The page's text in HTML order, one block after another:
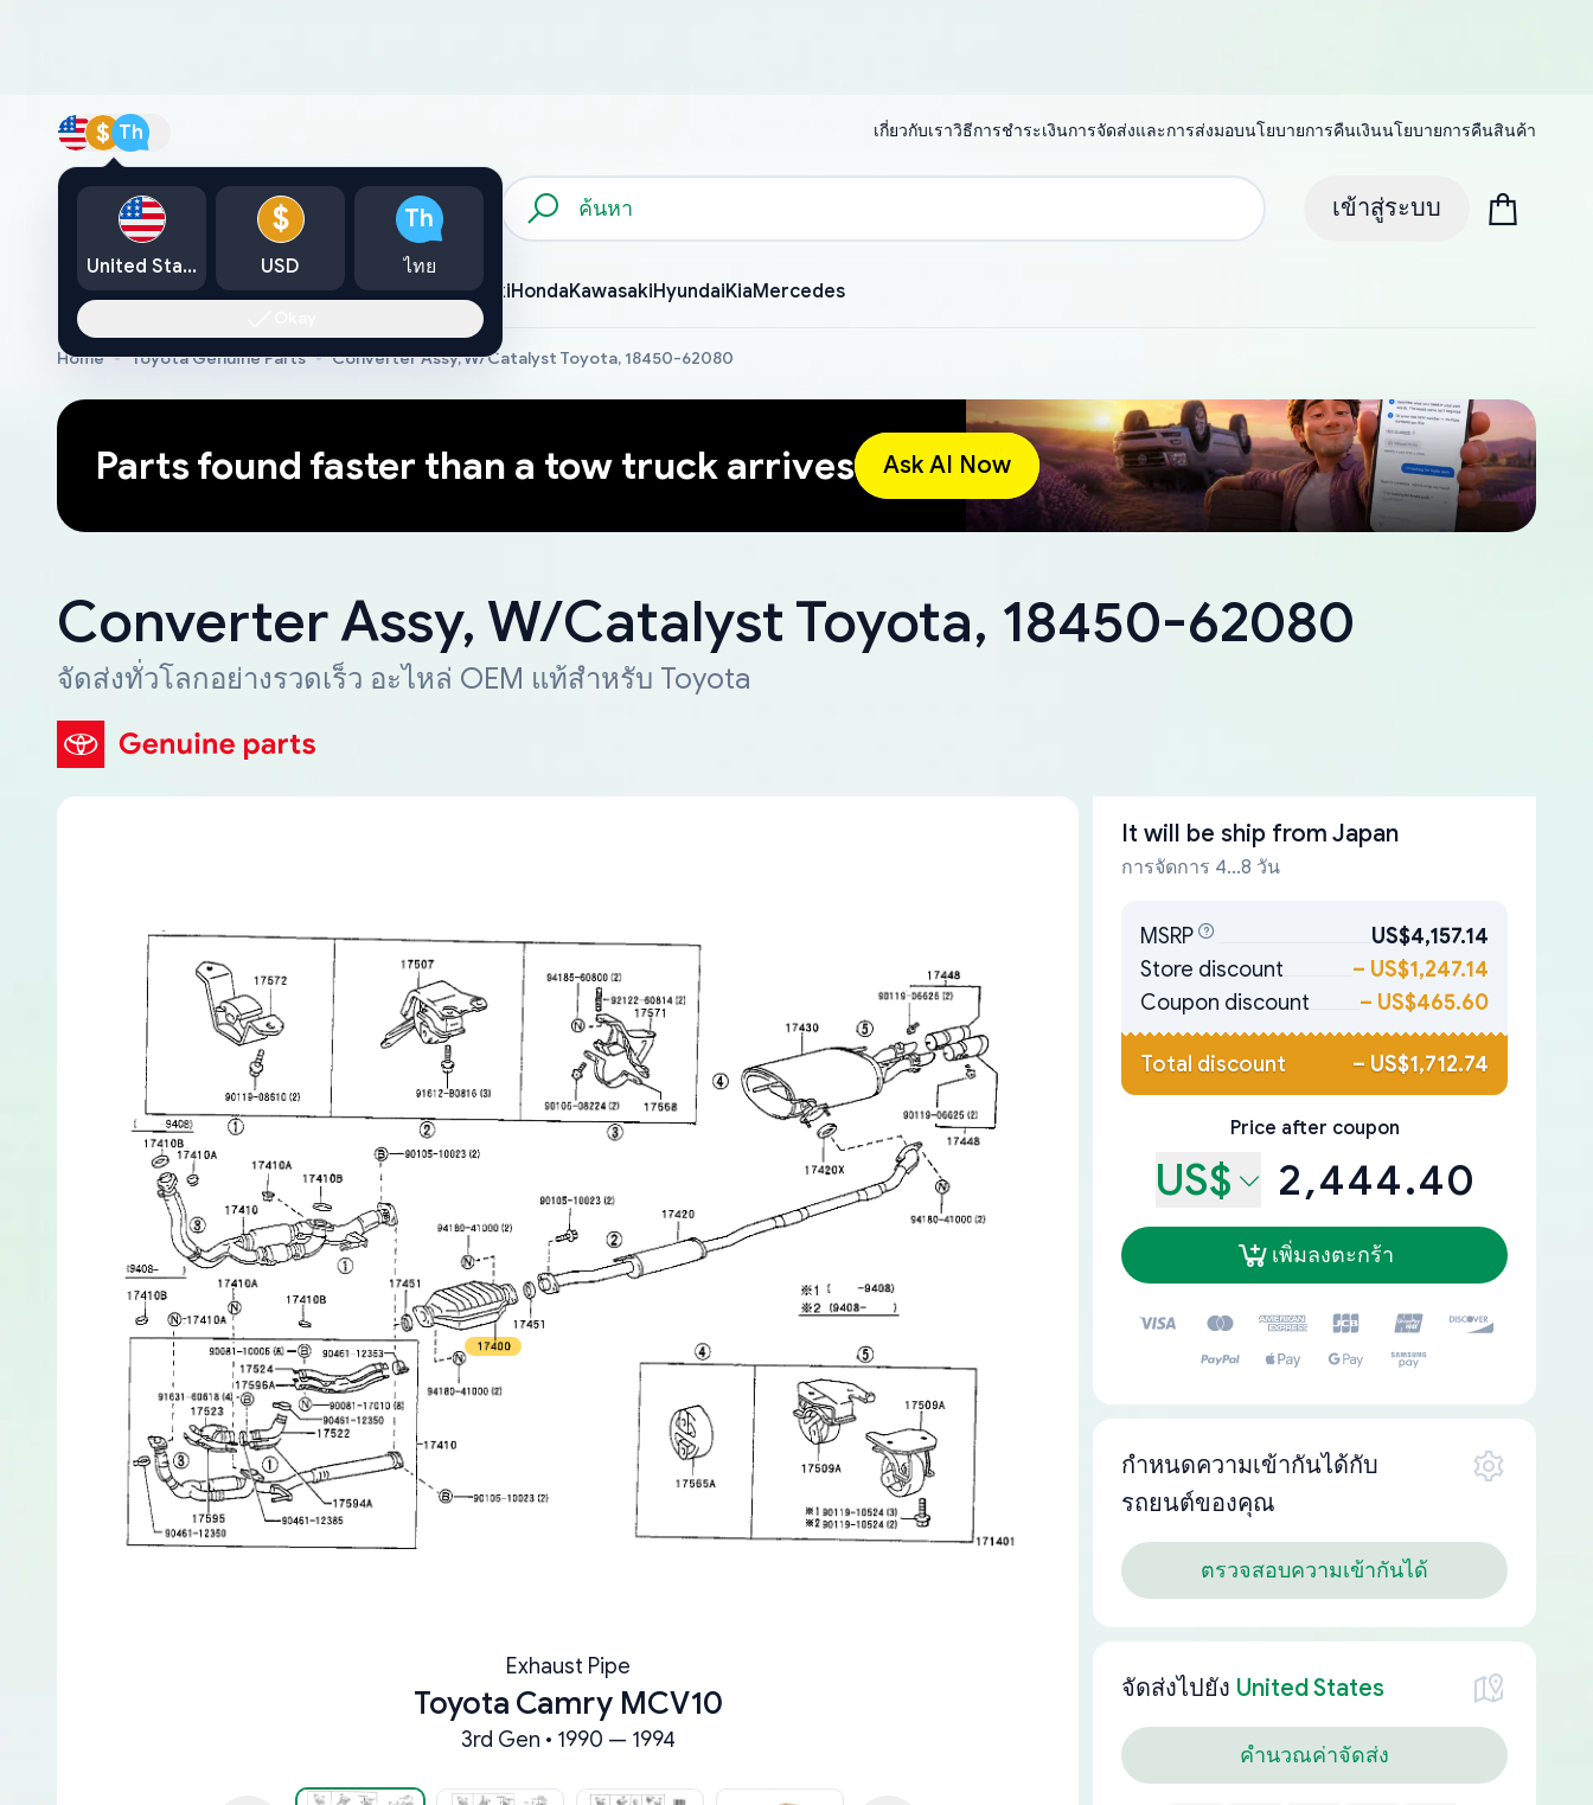
$ Th เกี่ยวกับเราวิธีการชำระเงินการจัดส่งและการส่งมอบนโยบายการคืนเงินนโยบายการคืนสินค้า
แคตตาล็อก เข้าสู่ระบบ
ToyotaLexusNissanMazdaMitsubishiYamahaSuzukiHondaKawasakiHyundaiKiaMercedes
Home Toyota Genuine Parts Converter Assy, W/Catalyst Toyota, 18450-62080
Parts found faster than a tow truck arrives Ask AI Now
Converter Assy, W/Catalyst Toyota, 18450-62080
จัดส่งทั่วโลกอย่างรวดเร็ว อะไหล่ OEM แท้สำหรับ Toyota
Exhaust Pipe
Toyota Camry MCV10
3rd Gen • 1990 — 1994
It will be ship from Japan
การจัดการ 4...8 วัน
MSRP
US$4,157.14
Store discount
– US$1,247.14
Coupon discount
– US$465.60
Total discount – US$1,712.74
Price after coupon
US$ 2,444.40
เพิ่มลงตะกร้า
กำหนดความเข้ากันได้กับ
รถยนต์ของคุณ
ตรวจสอบความเข้ากันได้
จัดส่งไปยัง United States
คำนวณค่าจัดส่ง
United States
$
USD
Th
ไทย